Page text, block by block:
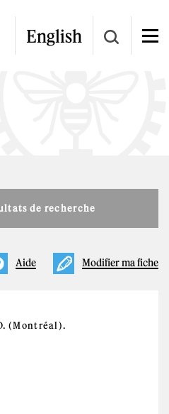
English
de recherche
Modifier ma fiche
Aide
(Montréal).